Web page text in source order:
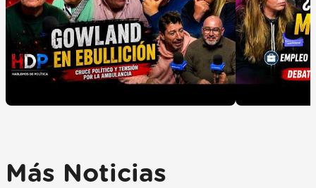
Más Noticias